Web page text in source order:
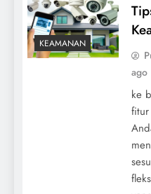
KEAMANAN
ago
ke